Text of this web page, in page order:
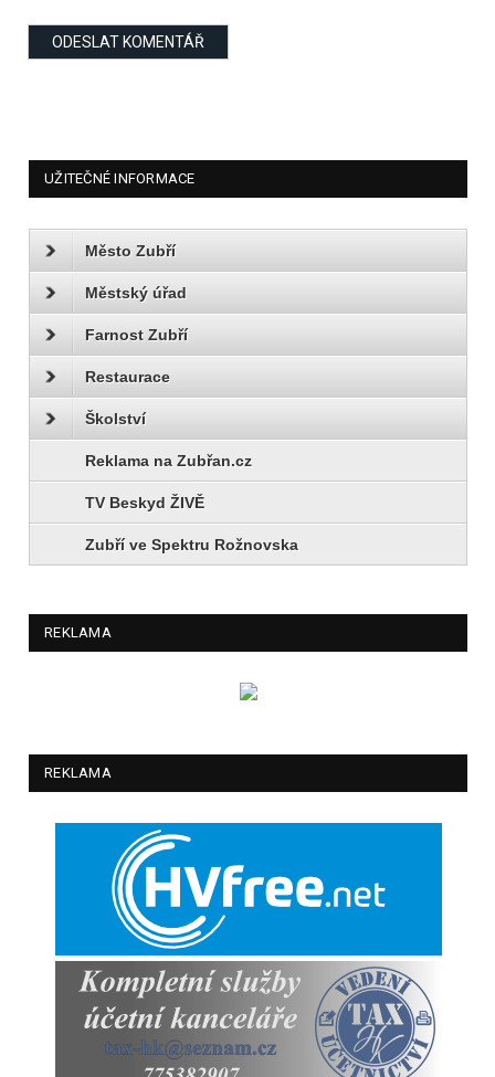
UŽITEČNÉ INFORMACE
Město Zubří
Městský úřad
Farnost Zubří
Restaurace
Školství
Reklama na Zubřan.cz
TV Beskyd ŽIVĚ
Zubří ve Spektru Rožnovska
REKLAMA
REKLAMA